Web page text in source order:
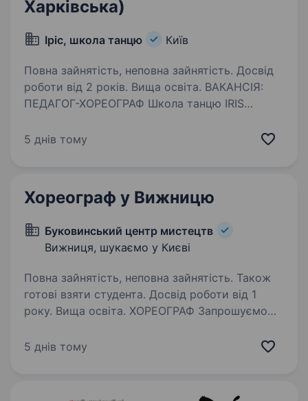
Харківська)
Іріс, школа танцю Київ
Повна зайнятість, неповна зайнятість. Досвід
роботи від 2 років. Вища освіта. ВАКАНСІЯ:
ПЕДАГОГ-ХОРЕОГРАФ Школа танцю IRIS
хореографа. Понад 25 років ми навчаємо
5 днів тому
Хореограф у Вижницю
Буковинський центр мистецтв
Вижниця, шукаємо у Києві
Повна зайнятість, неповна зайнятість. Також
готові взяти студента. Досвід роботи від 1
року. Вища освіта. ХОРЕОГРАФ Запрошуємо
мистецтв (м. Вижниця, Чернівецька область)!
подалі від бойових дій. Дружній…
5 днів тому